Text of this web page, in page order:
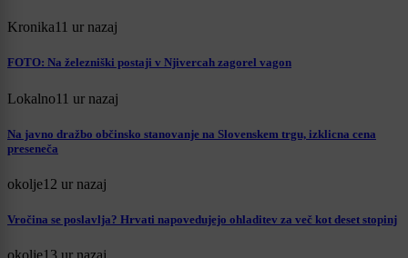
Kronika11 ur nazaj
FOTO: Na železniški postaji v Njivercah zagorel vagon
Lokalno11 ur nazaj
Na javno dražbo občinsko stanovanje na Slovenskem trgu, izklicna cena
preseneča
okolje12 ur nazaj
Vročina se poslavlja? Hrvati napovedujejo ohladitev za več kot deset stopinj